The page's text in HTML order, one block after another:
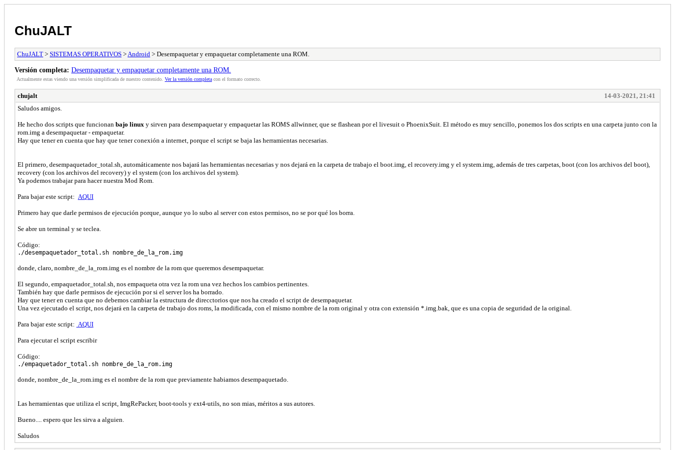
ChuJALT
ChuJALT > SISTEMAS OPERATIVOS > Android > Desempaquetar y empaquetar completamente una ROM.
Versión completa: Desempaquetar y empaquetar completamente una ROM.
Actualmente estas viendo una versión simplificada de nuestro contenido. Ver la versión completa con el formato correcto.
chujalt
14-03-2021, 21:41
Saludos amigos.
He hecho dos scripts que funcionan bajo linux y sirven para desempaquetar y empaquetar las ROMS allwinner, que se flashean por el livesuit o PhoenixSuit. El método es muy sencillo, ponemos los dos scripts en una carpeta junto con la
rom.img a desempaquetar - empaquetar.
Hay que tener en cuenta que hay que tener conexión a internet, porque el script se baja las herramientas necesarias.
El primero, desempaquetador_total.sh, automáticamente nos bajará las herramientas necesarias y nos dejará en la carpeta de trabajo el boot.img, el recovery.img y el system.img, además de tres carpetas, boot (con los archivos del boot),
recovery (con los archivos del recovery) y el system (con los archivos del system).
Ya podemos trabajar para hacer nuestra Mod Rom.
Para bajar este script: AQUI
Primero hay que darle permisos de ejecución porque, aunque yo lo subo al server con estos permisos, no se por qué los borra.
Se abre un terminal y se teclea.
Código:
./desempaquetador_total.sh nombre_de_la_rom.img
donde, claro, nombre_de_la_rom.img es el nombre de la rom que queremos desempaquetar.
El segundo, empaquetador_total.sh, nos empaqueta otra vez la rom una vez hechos los cambios pertinentes.
También hay que darle permisos de ejecución por si el server los ha borrado.
Hay que tener en cuenta que no debemos cambiar la estructura de direcctorios que nos ha creado el script de desempaquetar.
Una vez ejecutado el script, nos dejará en la carpeta de trabajo dos roms, la modificada, con el mismo nombre de la rom original y otra con extensión *.img.bak, que es una copia de seguridad de la original.
Para bajar este script: AQUI
Para ejecutar el script escribir
Código:
./empaquetador_total.sh nombre_de_la_rom.img
donde, nombre_de_la_rom.img es el nombre de la rom que previamente habiamos desempaquetado.
Las herramientas que utiliza el script, ImgRePacker, boot-tools y ext4-utils, no son mias, méritos a sus autores.
Bueno.... espero que les sirva a alguien.
Saludos